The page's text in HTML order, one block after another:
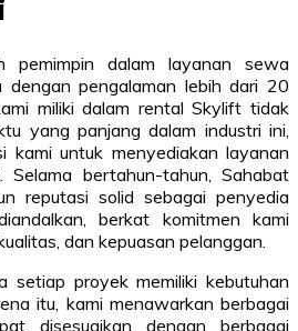
pemimpin dalam layanan sewa
pengalaman lebih dari 20
miliki dalam rental Skylift tidak
yang panjang dalam industri ini,
kami untuk menyediakan layanan
Selama bertahun-tahun, Sahabat
reputasi solid sebagai penyedia
berkat komitmen kami
dan kepuasan pelanggan.
setiap proyek memiliki kebutuhan
itu, kami menawarkan berbagai
disesuaikan dengan berbagai